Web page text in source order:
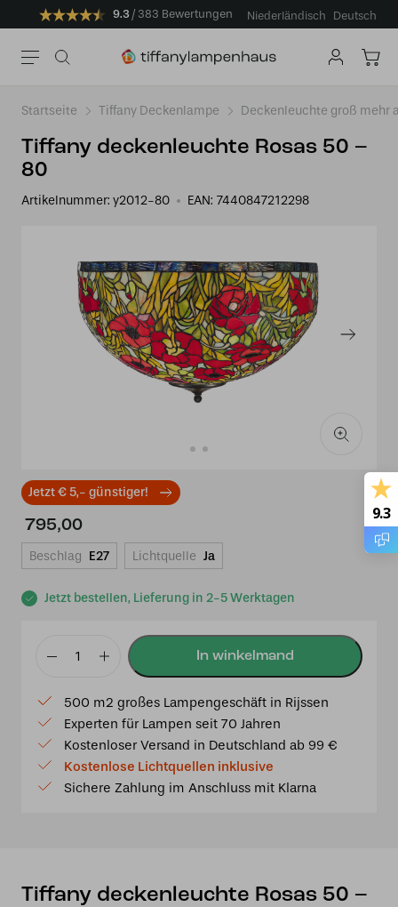
9.3 383 Bewertungen Niederländisch Deutsch
Startseite Tiffany Deckenlampe Deckenleuchte groß mehr
Tiffany deckenleuchte Rosas 50 –
80
Artikelnummer: y2012-80 EAN: 7440847212298
Jetzt € 5,- günstiger!
Jetzt bestellen, Lieferung in 2-5 Werktagen
795,00
Beschlag E27 Lichtquelle Ja
Tiffany
Rosas
50
-
80
Menge
500 m2 großes Lampengeschäft in Rijssen
Experten für Lampen seit 70 Jahren
Kostenloser Versand in Deutschland ab 99 €
Kostenlose Lichtquellen inklusive
Sichere Zahlung im Anschluss mit Klarna
Tiffany deckenleuchte Rosas 50 –
9.3